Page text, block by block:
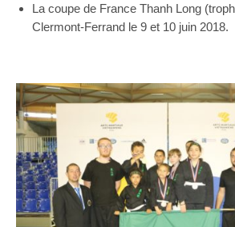
La coupe de France Thanh Long
Clermont-Ferrand le 9 et 10 juin 2018.